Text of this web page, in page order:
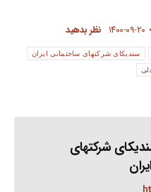
۱۴۰۰-۰۹-۲۰ نظر بدهید
سندیکای شرکتهای ساختمانی ایران
شرکتهای